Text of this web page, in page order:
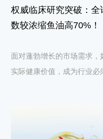
权威临床研究突破：
数较浓缩鱼油高70%！
面对蓬勃增长的市场需求
实际健康价值，成为行业必